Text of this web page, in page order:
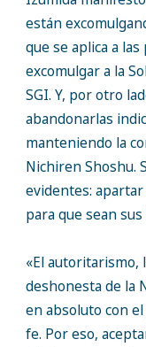
están
que se aplica a
excomulgar a la
SGI. Y, por otro
abandonarlas
manteniendo la
Nichiren Shoshu.
evidentes: apartar
para que sean
«El autoritarismo,
deshonesta de la
en absoluto con
fe. Por eso,